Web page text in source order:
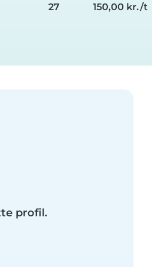
27
150,00 kr./t
profil.